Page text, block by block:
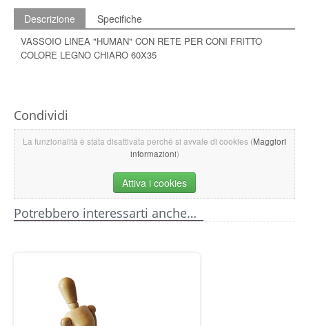
Descrizione Specifiche
VASSOIO LINEA "HUMAN" CON RETE PER CONI FRITTO
COLORE LEGNO CHIARO 60X35
Condividi
La funzionalità è stata disattivata perché si avvale di cookies (Maggiori
informazioni)
Attiva i cookies
Potrebbero interessarti anche…